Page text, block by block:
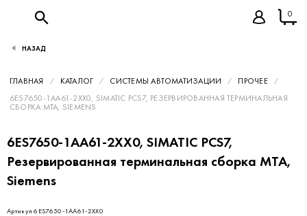
0
ГЛАВНАЯ КАТАЛОГ СИСТЕМЫ АВТОМАТИЗАЦИИ
ПРОЧЕЕ
6ES7650-1AA61-2XX0, SIMATIC PCS7, РЕЗЕРВИРОВАННАЯ ТЕРМИНАЛЬНАЯ
СБОРКА MTA, SIEMENS
6ES7650-1AA61-2XX0, SIMATIC PCS7,
Резервированная терминальная сборка MTA,
Siemens
Артикул 6ES7650-1AA61-2XX0
НАЗАД